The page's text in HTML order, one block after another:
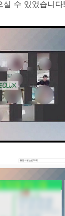
실 수 있었습니다!